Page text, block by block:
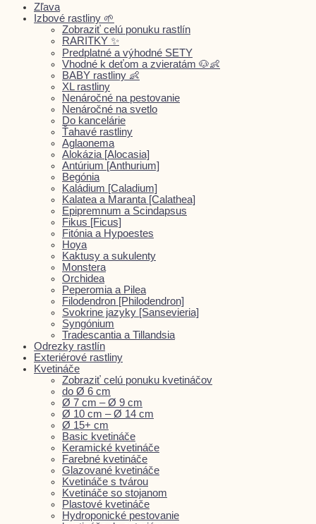
Zľava
Izbové rastliny 🌱
Zobraziť celú ponuku rastlín
RARITKY ✨
Predplatné a výhodné SETY
Vhodné k deťom a zvieratám 🐶👶
BABY rastliny 👶
XL rastliny
Nenáročné na pestovanie
Nenáročné na svetlo
Do kancelárie
Ťahavé rastliny
Aglaonema
Alokázia [Alocasia]
Antúrium [Anthurium]
Begónia
Kaládium [Caladium]
Kalatea a Maranta [Calathea]
Epipremnum a Scindapsus
Fikus [Ficus]
Fitónia a Hypoestes
Hoya
Kaktusy a sukulenty
Monstera
Orchidea
Peperomia a Pilea
Filodendron [Philodendron]
Svokrine jazyky [Sansevieria]
Syngónium
Tradescantia a Tillandsia
Odrezky rastlín
Exteriérové rastliny
Kvetináče
Zobraziť celú ponuku kvetináčov
do Ø 6 cm
Ø 7 cm – Ø 9 cm
Ø 10 cm – Ø 14 cm
Ø 15+ cm
Basic kvetináče
Keramické kvetináče
Farebné kvetináče
Glazované kvetináče
Kvetináče s tvárou
Kvetináče so stojanom
Plastové kvetináče
Hydroponické pestovanie